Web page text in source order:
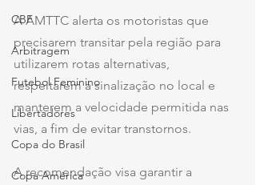
CBF
Arbitragem
Futebol Feminino
Libertadores
Copa do Brasil
Copa América
A AMTTC alerta os motoristas que
precisarem transitar pela região para
utilizarem rotas alternativas,
respeitarem a sinalização no local e
manterem a velocidade permitida nas
vias, a fim de evitar transtornos.
A recomendação visa garantir a